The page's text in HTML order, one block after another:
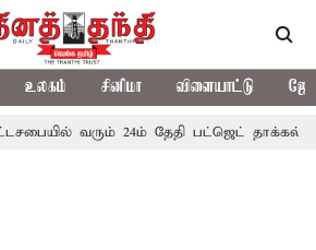
உலகம் சினிமா விளையாட்டு
வரும் 24ம் தேதி பட்ஜெட் தாக்கல்